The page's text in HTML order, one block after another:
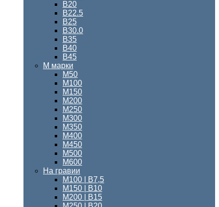
В20
В22.5
В25
В30.0
В35
В40
В45
М марки
М50
М100
М150
М200
М250
М300
М350
М400
М450
М500
М600
На гравии
М100 | B7,5
М150 | В10
М200 | B15